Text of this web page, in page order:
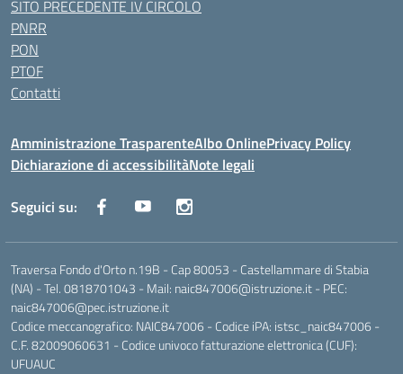
SITO PRECEDENTE IV CIRCOLO
PNRR
PON
PTOF
Contatti
Amministrazione TrasparenteAlbo OnlinePrivacy Policy
Dichiarazione di accessibilitàNote legali
Seguici su:
Traversa Fondo d'Orto n.19B - Cap 80053 - Castellammare di Stabia
(NA) - Tel. 0818701043 - Mail: naic847006@istruzione.it - PEC:
naic847006@pec.istruzione.it
Codice meccanografico: NAIC847006 - Codice iPA: istsc_naic847006 -
C.F. 82009060631 - Codice univoco fatturazione elettronica (CUF):
UFUAUC